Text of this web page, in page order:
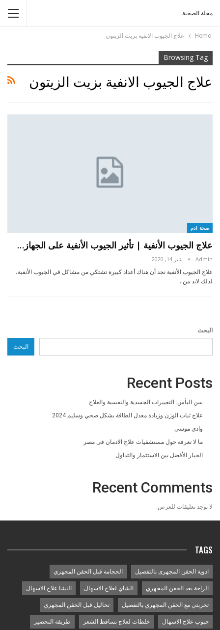
مجلة الصحبة
Home علاج الجيوب الانفية بزيت الزيتون
Browsing Tag
علاج الجيوب الانفية بزيت الزيتون
صحة ادم
علاج الجيوب الأنفية | تأثير الجيوب الأنفية على الجهاز…
Admin يناير 14, 2020
علاج الجيوب الأنفية نجد أن هناك أعداد كبيرة تشتكي من مشاكل في الجيوب الأنفية،
لذلك لابد من…
البحث
البحث
Recent Posts
سن اليأس: التغييرات الجسدية والنفسية والعلاج
علاج ثبات الوزن وزيادة معدل الطاقة بشكل صحي وسليم 2024
وادي موسى
ما لا تعرفه حول مستشفيات علاج الادمان فى مصر
الخيار الأفضل بين الاستثمار والتداول
Recent Comments
لا توجد تعليقات للعرض.
TAGS
ادوية الحقن المجهرى بالتفصيل الحجامه قبل الحقن المجهري
الراحة بعد الحقن المجهري الشاي لعلاج الاسهال النشا علاج الاسهال
تجربتي مع الحقن المجهري بالتفصيل تحاليل قبل الحقن المجهري
حبوب علاج الاسهال خلطات لعلاج تساقط الشعر طريقة التحضير